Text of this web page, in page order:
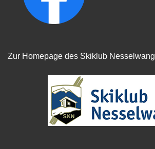
Zur Homepage des Skiklub Nesselwang